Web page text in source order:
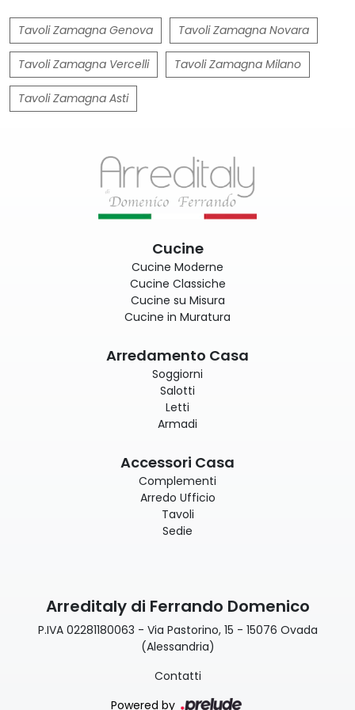
Tavoli Zamagna Genova Tavoli Zamagna Novara
Tavoli Zamagna Vercelli Tavoli Zamagna Milano
Tavoli Zamagna Asti
Cucine
Cucine Moderne
Cucine Classiche
Cucine su Misura
Cucine in Muratura
Arredamento Casa
Soggiorni
Salotti
Letti
Armadi
Accessori Casa
Complementi
Arredo Ufficio
Tavoli
Sedie
Arreditaly di Ferrando Domenico
P.IVA 02281180063 - Via Pastorino, 15 - 15076 Ovada
(Alessandria)
Contatti
Powered by